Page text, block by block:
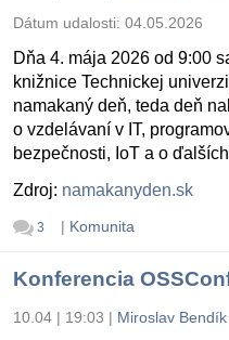
Dátum udalosti: 04.05.2026
Dňa 4. mája 2026 od 9:00
knižnice Technickej
namakaný deň, teda deň
o vzdelávaní v IT,
bezpečnosti, IoT a o
Zdroj: namakanyden.sk
3 | Komunita
Konferencia
10.04 | 19:03 | Miroslav Bendík